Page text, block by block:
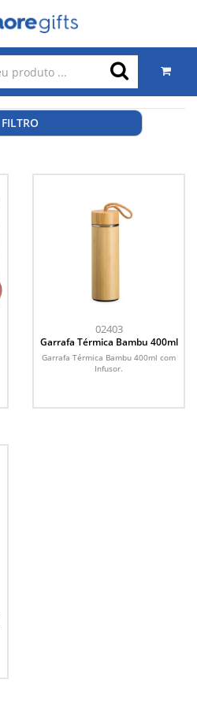
FILTRO
02403
Garrafa Térmica Bambu 400ml
Garrafa Térmica Bambu 400ml com
Infusor.